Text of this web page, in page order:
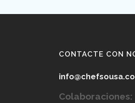
CONTACTE CON
Colaboraciones: